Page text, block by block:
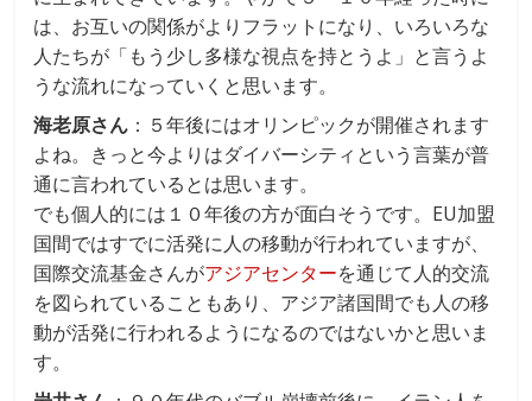
は、お互いの関係がよりフラットになり、いろいろな
人たちが「もう少し多様な視点を持とうよ」と言うよ
うな流れになっていくと思います。
海老原さん ：５年後にはオリンピックが開催されます
よね。きっと今よりはダイバーシティという言葉が普
通に言われているとは思います。
でも個人的には１０年後の方が面白そうです。EU加盟
国間ではすでに活発に人の移動が行われていますが、
国際交流基金さんがアジアセンターを通じて人的交流
を図られていることもあり、アジア諸国間でも人の移
動が活発に行われるようになるのではないかと思いま
す。